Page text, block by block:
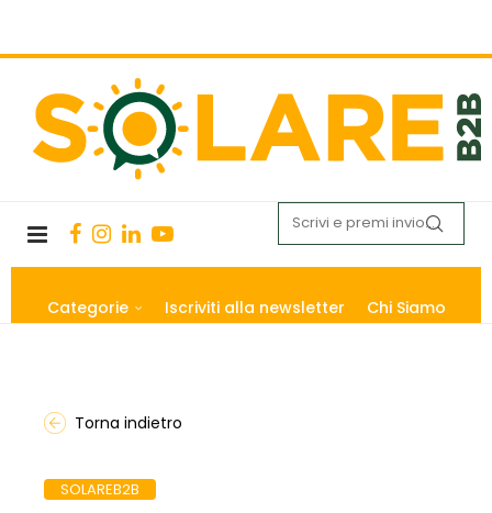
Categorie Iscriviti alla newsletter Chi Siamo
Torna indietro
SOLAREB2B